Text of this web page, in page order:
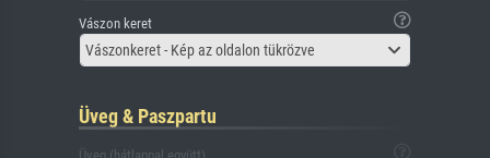
Vászon keret
Vászonkeret - Kép az oldalon tükrözve
Üveg & Paszpartu